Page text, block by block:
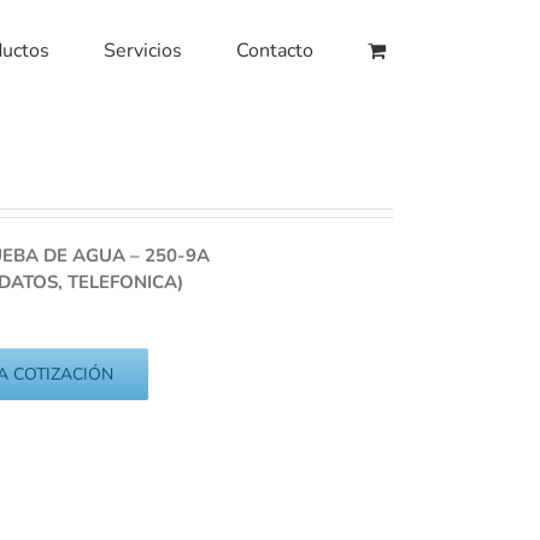
Servicios Contacto
DE AGUA – 250-9A
TELEFONICA)
COTIZACIÓN